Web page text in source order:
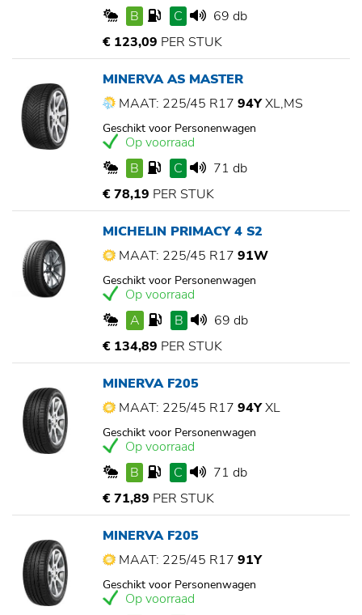
B
C
69 db
€ 123,09 PER STUK
MINERVA AS MASTER
MAAT: 225/45 R17 94YXL,MS
Geschikt voor Personenwagen
Op voorraad
B
C
71 db
€ 78,19 PER STUK
MICHELIN PRIMACY 4 S2
MAAT: 225/45 R17 91W
Geschikt voor Personenwagen
Op voorraad
A
B
69 db
€ 134,89 PER STUK
MINERVA F205
MAAT: 225/45 R17 94YXL
Geschikt voor Personenwagen
Op voorraad
B
C
71 db
€ 71,89 PER STUK
MINERVA F205
MAAT: 225/45 R17 91Y
Geschikt voor Personenwagen
Op voorraad